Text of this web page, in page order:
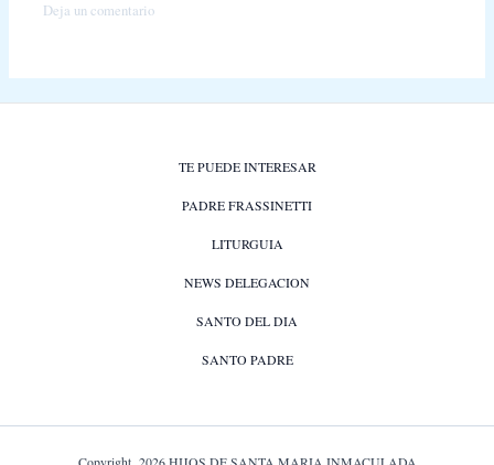
Deja un comentario
TE PUEDE INTERESAR
PADRE FRASSINETTI
LITURGUIA
NEWS DELEGACION
SANTO DEL DIA
SANTO PADRE